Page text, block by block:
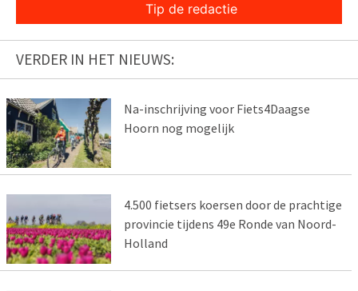
Tip de redactie
VERDER IN HET NIEUWS:
Na-inschrijving voor Fiets4Daagse
Hoorn nog mogelijk
4.500 fietsers koersen door de prachtige
provincie tijdens 49e Ronde van Noord-
Holland